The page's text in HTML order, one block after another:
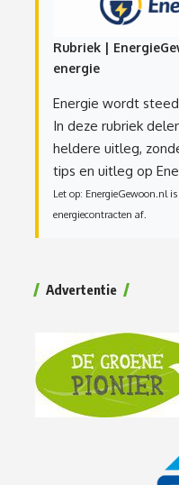
Rubriek |
energie
Energie wordt
In deze rubriek
heldere uitleg,
tips en uitleg op
Let op: EnergieGewoon.nl
energiecontracten af.
Advertentie